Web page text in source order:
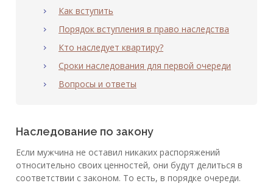
Как вступить
Порядок вступления в право наследства
Кто наследует квартиру?
Сроки наследования для первой очереди
Вопросы и ответы
Наследование по закону
Если мужчина не оставил никаких распоряжений
относительно своих ценностей, они будут делиться в
соответствии с законом. То есть, в порядке очереди.